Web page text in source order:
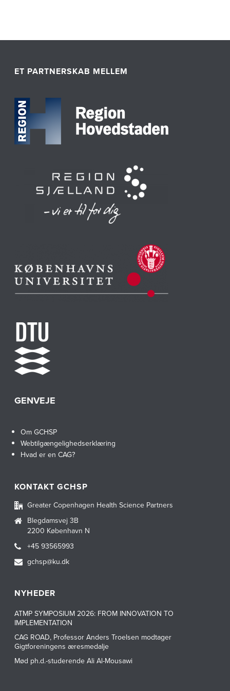
ET PARTNERSKAB MELLEM
GENVEJE
Om GCHSP
Webtilgængelighedserklæring
Hvad er en CAG?
KONTAKT GCHSP
Greater Copenhagen Health Science Partners
Blegdamsvej 3B
2200 København N
+45 93565993
gchsp@ku.dk
NYHEDER
ATMP SYMPOSIUM 2026: FROM INNOVATION TO
IMPLEMENTATION
CAG ROAD, Professor Anders Troelsen modtager
Gigtforeningens æresmedalje
Mød ph.d.-studerende Ali Al-Mousawi